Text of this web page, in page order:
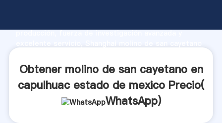
producción, fuerza de investigación avanzada y
valor y aporta valores a todos los clientes.
Obtener molino de san cayetano en
capulhuac estado de mexico Precio(
WhatsApp)